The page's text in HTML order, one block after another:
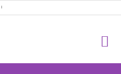
ÚDAJOV